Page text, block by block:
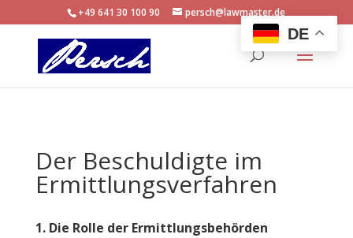
+49 641 30 100 90 persch@lawmaster.de
Der Beschuldigte im
Ermittlungsverfahren
1. Die Rolle der Ermittlungsbehörden
DE